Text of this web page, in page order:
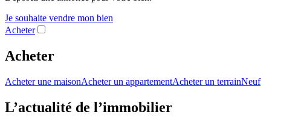
Je souhaite vendre mon bien
Acheter
Acheter
Acheter une maisonAcheter un appartementAcheter un terrainNeuf
L’actualité de l’immobilier